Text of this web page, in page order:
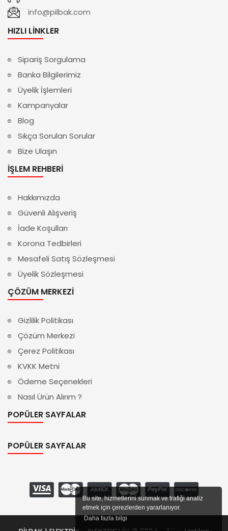
Bu site, hizmetlerini sunmak ve trafiği analiz
etmek için çerezlerden yararlanıyor.
Daha fazla bilgi
info@pilbak.com
HIZLI LINKLER
Sipariş Sorgulama
Banka Bilgilerimiz
Üyelik İşlemleri
Kampanyalar
Blog
Sıkça Sorulan Sorular
Bize Ulaşın
İŞLEM REHBERI
Hakkımızda
Güvenli Alışveriş
İade Koşulları
Korona Tedbirleri
Mesafeli Satış Sözleşmesi
Üyelik Sözleşmesi
ÇÖZÜM MERKEZI
Gizlilik Politikası
Çözüm Merkezi
Çerez Politikası
KVKK Metni
Ödeme Seçenekleri
Nasıl Ürün Alırım ?
POPÜLER SAYFALAR
POPÜLER SAYFALAR